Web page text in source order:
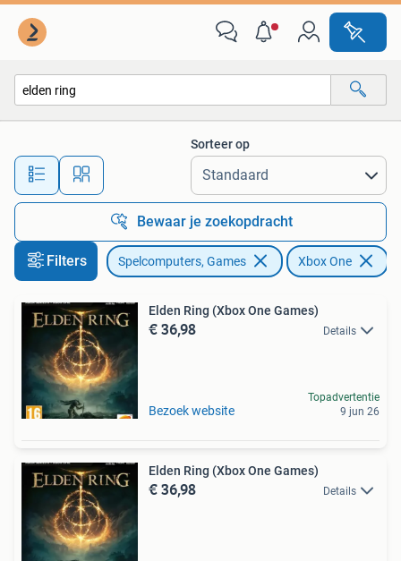
Alle afstanden…
Sorteer op
Bewaar je zoekopdracht
Filters Spelcomputers, Games Xbox One
Elden Ring (Xbox One Games)
€ 36,98 Details
Bezoek website
Topadvertentie
9 jun 26
Elden Ring (Xbox One Games)
€ 36,98 Details